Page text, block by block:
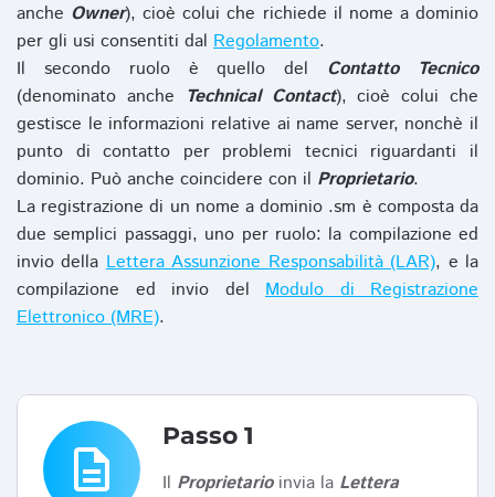
anche Owner), cioè colui che richiede il nome a dominio
per gli usi consentiti dal Regolamento.
Il secondo ruolo è quello del Contatto Tecnico
(denominato anche Technical Contact), cioè colui che
gestisce le informazioni relative ai name server, nonchè il
punto di contatto per problemi tecnici riguardanti il
dominio. Può anche coincidere con il Proprietario.
La registrazione di un nome a dominio .sm è composta da
due semplici passaggi, uno per ruolo: la compilazione ed
invio dellaLettera Assunzione Responsabilità (LAR), e la
compilazione ed invio del Modulo di Registrazione
Elettronico (MRE).
description
Passo 1
Il Proprietarioinvia la Lettera